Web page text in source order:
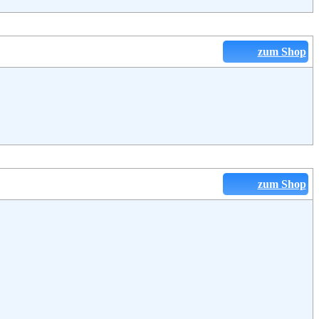
zum Shop
zum Shop